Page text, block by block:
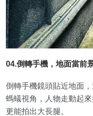
04.倒轉手機，地面當前
倒轉手機鏡頭貼近地面
螞蟻視角，人物走動起
更能拍出大長腿。